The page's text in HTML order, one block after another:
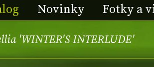
Novinky Fotky a
'WINTER'S INTERLUDE'